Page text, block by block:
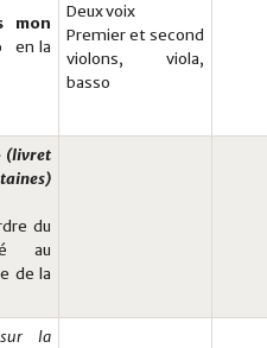
mon
en la
Deux voix
Premier et second
violons, viola,
basso
(livret
du
au
de la
la